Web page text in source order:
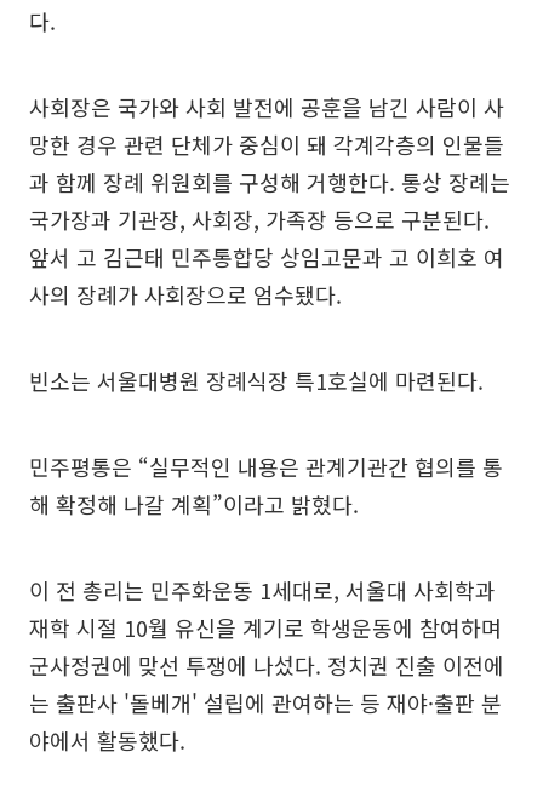
다.
사회장은 국가와 사회 발전에 공훈을 남긴 사람이 사
망한 경우 관련 단체가 중심이 돼 각계각층의 인물들
과 함께 장례 위원회를 구성해 거행한다. 통상 장례는
국가장과 기관장, 사회장, 가족장 등으로 구분된다.
앞서 고 김근태 민주통합당 상임고문과 고 이희호 여
사의 장례가 사회장으로 엄수됐다.
빈소는 서울대병원 장례식장 특1호실에 마련된다.
민주평통은 “실무적인 내용은 관계기관간 협의를 통
해 확정해 나갈 계획”이라고 밝혔다.
이 전 총리는 민주화운동 1세대로, 서울대 사회학과
재학 시절 10월 유신을 계기로 학생운동에 참여하며
군사정권에 맞선 투쟁에 나섰다. 정치권 진출 이전에
는 출판사 '돌베개' 설립에 관여하는 등 재야·출판 분
야에서 활동했다.